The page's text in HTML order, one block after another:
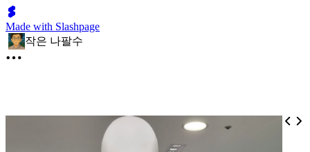
Made with Slashpage
작은 나팔수